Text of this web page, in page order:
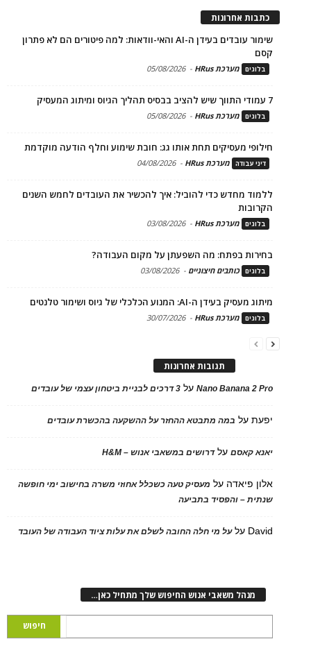
כתבות אחרונות
שימור עובדים בעידן ה-AI והאי-וודאות: למה פיטורים הם לא פתרון
קסם
בלוגים מערכת HRus -
05/08/2026
7 עמודי התווך שיש להציב בבסיס תהליך הגיוס ומיתוג המעסיק
בלוגים מערכת HRus -
05/08/2026
חילופי מעסיקים תחת אותו גג: חובת שימוע וחלף הודעה מוקדמת
דיני עבודה מערכת HRus -
04/08/2026
ללמוד מחדש כדי להוביל: איך להכשיר את העובדים לחמש השנים
הקרובות
בלוגים מערכת HRus -
03/08/2026
בחירות בפתח: מה השפעתן על מקום העבודה?
בלוגים כותבים חיצוניים -
03/08/2026
מיתוג מעסיק בעידן ה-AI: המנוע הכלכלי של גיוס ושימור טלנטים
בלוגים מערכת HRus -
30/07/2026
תגובות אחרונות
Nano Banana 2 Proעל 3 דרכים לבניית ביטחון עצמי של עובדים
יפעתעל במה מתבטא ההחזר על ההשקעה בהכשרת עובדים
יאנא קאסםעלדרושים במשאבי אנוש – H&M
אלון פיאדה על מעסיק טעה כשכלל אחוזי משרה בחישוב ימי חופשה
שנתית – והפסיד בתביעה
David עלעל מי חלה החובה לשלם את עלות ציוד העבודה של העובד
מנהל משאבי אנוש החיפוש שלך מתחיל כאן…